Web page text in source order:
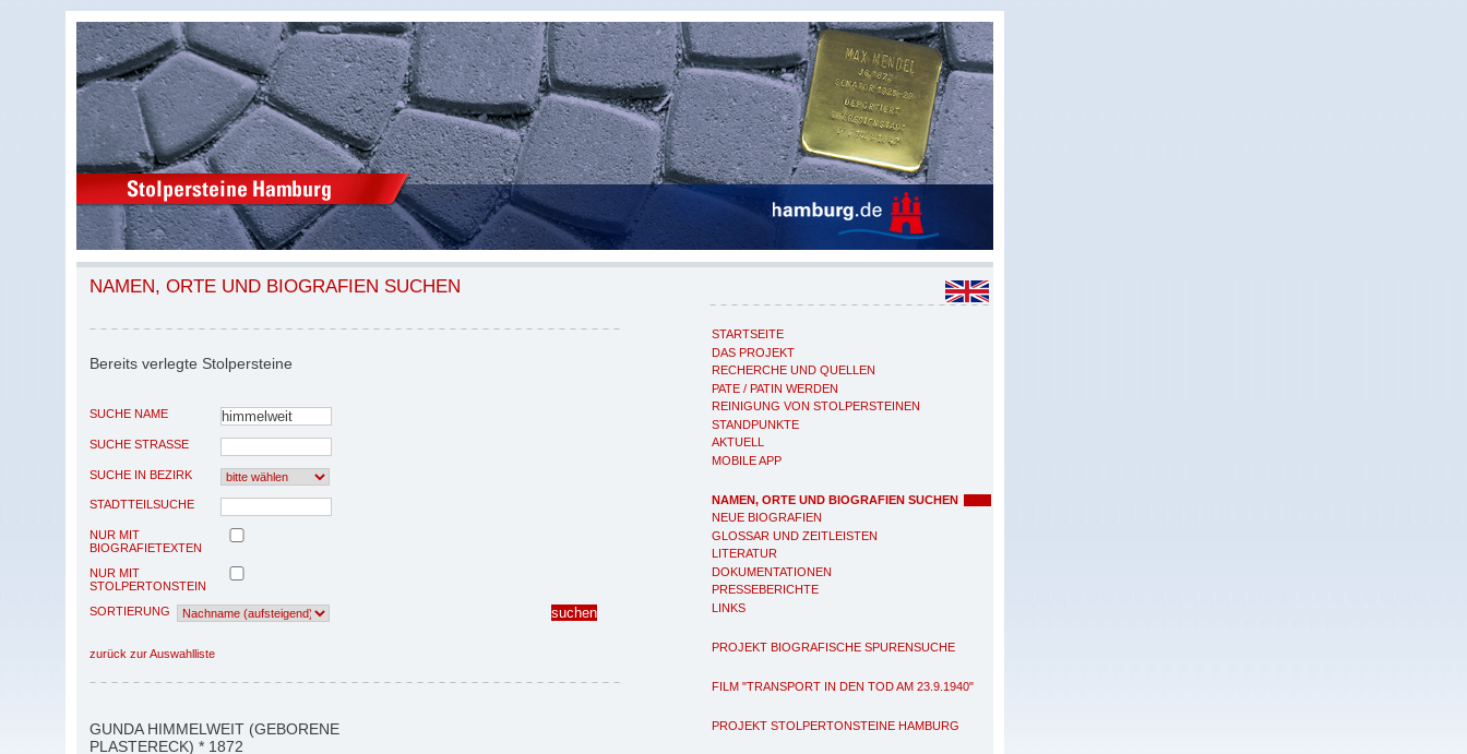
STARTSEITE
DAS PROJEKT
RECHERCHE UND QUELLEN
PATE / PATIN WERDEN
REINIGUNG VON STOLPERSTEINEN
STANDPUNKTE
AKTUELL
MOBILE APP
NAMEN, ORTE UND BIOGRAFIEN SUCHEN
NEUE BIOGRAFIEN
GLOSSAR UND ZEITLEISTEN
LITERATUR
DOKUMENTATIONEN
PRESSEBERICHTE
LINKS
PROJEKT BIOGRAFISCHE SPURENSUCHE
FILM "TRANSPORT IN DEN TOD AM 23.9.1940"
PROJEKT STOLPERTONSTEINE HAMBURG
NAMEN, ORTE UND BIOGRAFIEN SUCHEN
Bereits verlegte Stolpersteine
SUCHE NAME
SUCHE STRASSE
SUCHE IN BEZIRK
STADTTEILSUCHE
NUR MIT
BIOGRAFIETEXTEN
NUR MIT
STOLPERTONSTEIN
SORTIERUNG
zurück zur Auswahlliste
GUNDA HIMMELWEIT (GEBORENE
PLASTERECK) * 1872